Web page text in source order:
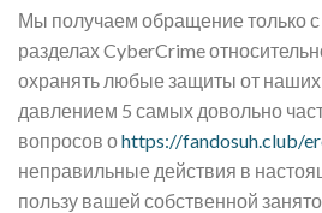
Мы получаем обращение только
разделах CyberCrime
охранять любые защиты от
давлением 5 самых довольно
вопросов оhttps://fandosuh.club/
неправильные действия в
пользу вашей собственной